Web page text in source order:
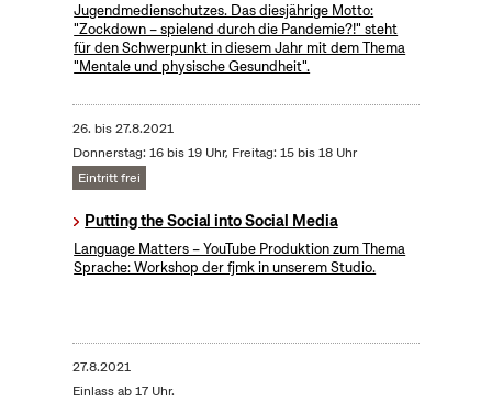
Jugendmedienschutzes. Das diesjährige Motto:
"Zockdown – spielend durch die Pandemie?!" steht
für den Schwerpunkt in diesem Jahr mit dem Thema
"Mentale und physische Gesundheit".
26. bis27.8.2021
Donnerstag: 16 bis 19 Uhr, Freitag: 15 bis 18 Uhr
Eintritt frei
Putting the Social into Social Media
​Language Matters – YouTube Produktion zum Thema
Sprache: Workshop der fjmk in unserem Studio.
27.8.2021
Einlass ab 17 Uhr.